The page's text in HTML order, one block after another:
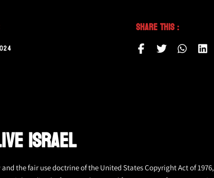
Share This :
ISRAEL
the fair use doctrine of the United States Copyright Act of 1976,